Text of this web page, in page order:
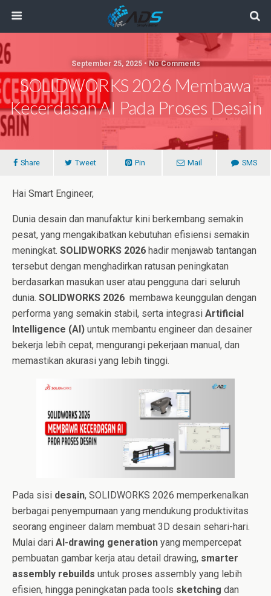
September 25, 2025 • No Comments
SOLIDWORKS 2026 Membawa
Kecerdasan AI Pada Proses Desain
Share Tweet Pin Mail SMS
Hai Smart Engineer,
Dunia desain dan manufaktur kini berkembang semakin
pesat, yang mengakibatkan kebutuhan efisiensi semakin
meningkat. SOLIDWORKS 2026 hadir menjawab tantangan
tersebut dengan menghadirkan ratusan peningkatan
berdasarkan masukan user atau pengguna dari seluruh
dunia. SOLIDWORKS 2026 membawa keunggulan dengan
performa yang semakin stabil, serta integrasi Artificial
Intelligence (AI) untuk membantu engineer dan desainer
bekerja lebih cepat, mengurangi pekerjaan manual, dan
memastikan akurasi yang lebih tinggi.
Pada sisi desain, SOLIDWORKS 2026 memperkenalkan
berbagai penyempurnaan yang mendukung produktivitas
seorang engineer dalam membuat 3D desain sehari-hari.
Mulai dari AI-drawing generation yang mempercepat
pembuatan gambar kerja atau detail drawing, smarter
assembly rebuilds untuk proses assembly yang lebih
efisien, hingga peningkatan pada tools sketching dan